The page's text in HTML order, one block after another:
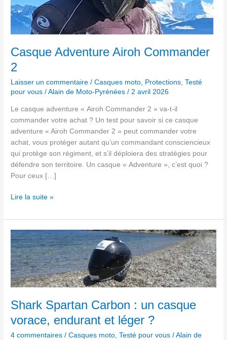
Casque Adventure Airoh Commander
2
Laisser un commentaire /Casques moto, Protections,Testé
pour vous /Alain de Moto-Pyrénées/2 avril 2026
Le casque adventure « Airoh Commander 2 » va-t-il
commander votre achat ? Un test pour savoir si ce casque
adventure « Airoh Commander 2 » peut commander votre
achat, vous protéger autant qu’un commandant consciencieux
qui protège son régiment, et s’il déploiera des stratégies pour
défendre son territoire. Un casque « Adventure », c’est quoi ?
Pour ceux […]
Lire la suite »
Shark Spartan Carbon : un casque
vorace, endurant et léger ?
4 commentaires /Casques moto,Testé pour vous /Alain de
Shark
Spartan
Carbon
:
un
vorace,
et
léger ?